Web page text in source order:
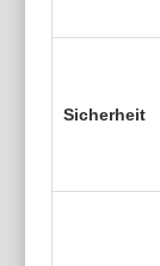
Sicherheit